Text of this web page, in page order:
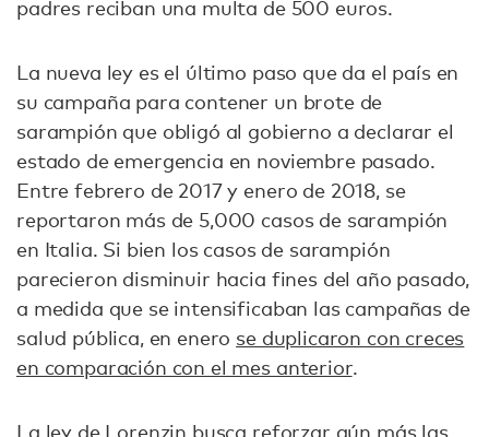
padres reciban una multa de 500 euros.
La nueva ley es el último paso que da el país en
su campaña para contener un brote de
sarampión que obligó al gobierno a declarar el
estado de emergencia en noviembre pasado.
Entre febrero de 2017 y enero de 2018, se
reportaron más de 5,000 casos de sarampión
en Italia. Si bien los casos de sarampión
parecieron disminuir hacia fines del año pasado,
a medida que se intensificaban las campañas de
salud pública, en enero se duplicaron con creces
en comparación con el mes anterior.
La ley de Lorenzin busca reforzar aún más las